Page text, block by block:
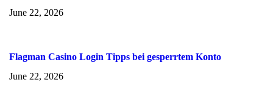
June 22, 2026
Flagman Casino Login Tipps bei gesperrtem Konto
June 22, 2026